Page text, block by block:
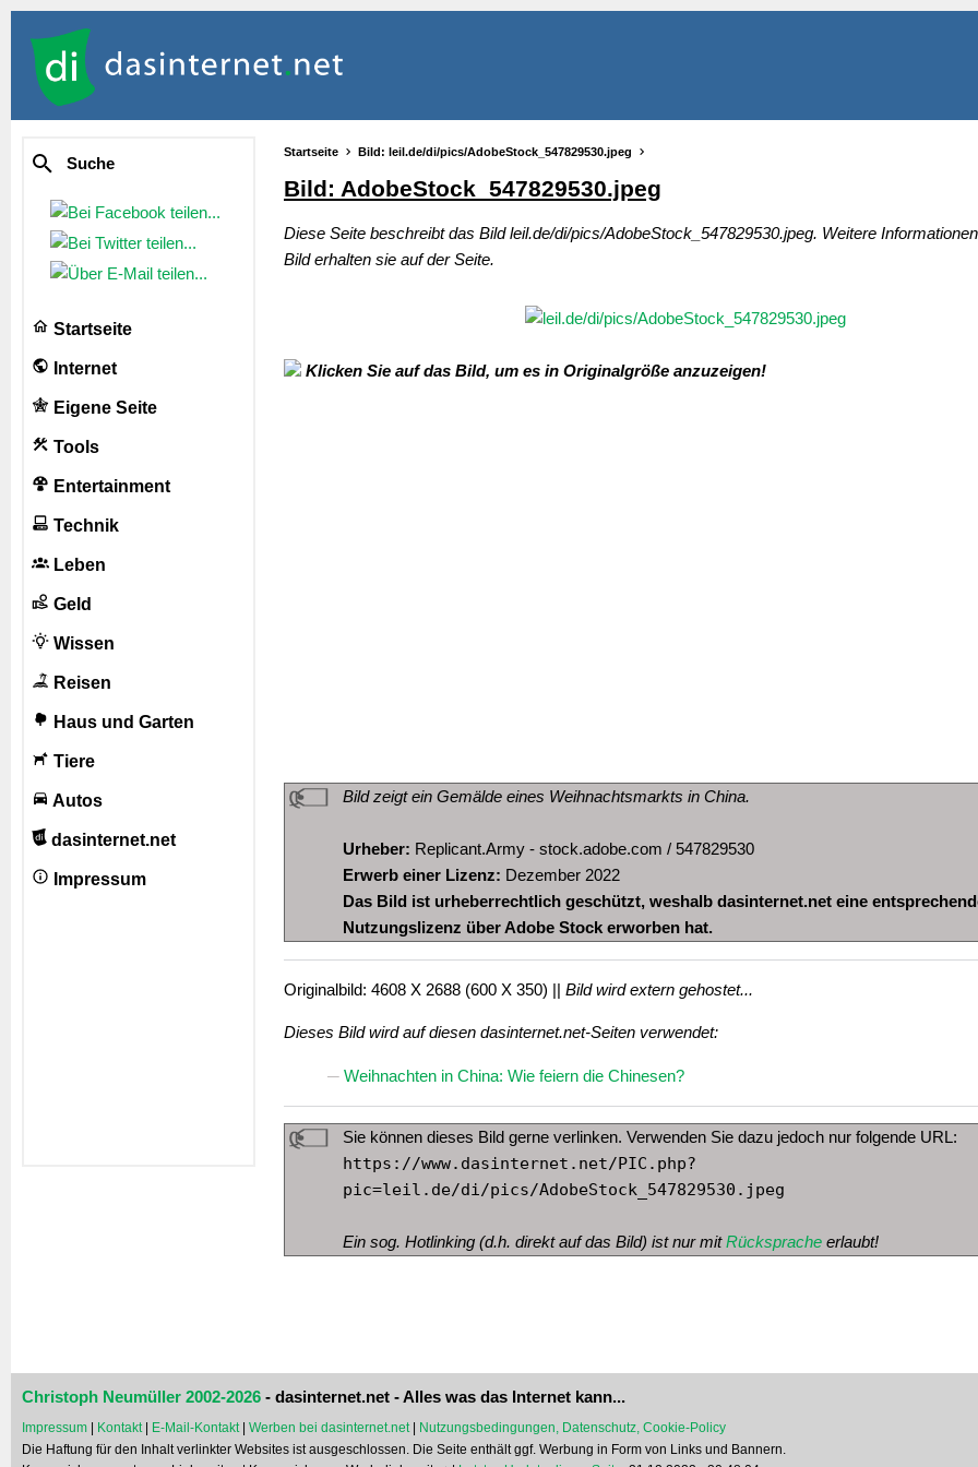
Suche
Startseite
Internet
Eigene Seite
Tools
Entertainment
Technik
Leben
Geld
Wissen
Reisen
Haus und Garten
Tiere
Autos
dasinternet.net
Impressum
Startseite Bild: leil.de/di/pics/AdobeStock_547829530.jpeg
Bild: AdobeStock_547829530.jpeg
Diese Seite beschreibt das Bild leil.de/di/pics/AdobeStock_547829530.jpeg. Weitere
Bild erhalten sie auf der Seite.
Klicken Sie auf das Bild, um es in Originalgröße anzuzeigen!
Bild zeigt ein Gemälde eines Weihnachtsmarkts in China.
Urheber: Replicant.Army - stock.adobe.com / 547829530
Erwerb einer Lizenz: Dezember 2022
Das Bild ist urheberrechtlich geschützt, weshalb dasinternet.net eine
Nutzungslizenz über Adobe Stock erworben hat.
Originalbild: 4608 X 2688 (600 X 350) || Bild wird extern gehostet...
Dieses Bild wird auf diesen dasinternet.net-Seiten verwendet:
Weihnachten in China: Wie feiern die Chinesen?
Sie können dieses Bild gerne verlinken. Verwenden Sie dazu jedoch nur folgende URL:
https://www.dasinternet.net/PIC.php?
pic=leil.de/di/pics/AdobeStock_547829530.jpeg
Ein sog. Hotlinking (d.h. direkt auf das Bild) ist nur mitRücksprache erlaubt!
Christoph Neumüller 2002-2026 - dasinternet.net - Alles was das Internet kann...
Impressum | Kontakt | E-Mail-Kontakt | Werben bei dasinternet.net | Nutzungsbedingungen, Datenschutz, Cookie-Policy
Die Haftung für den Inhalt verlinkter Websites ist ausgeschlossen. Die Seite enthält ggf. Werbung in Form von Links und Bannern.